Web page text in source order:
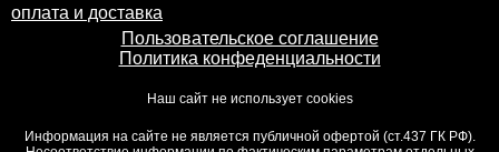
оплата и доставка
Пользовательское соглашение
Политика конфеденциальности
Наш сайт не использует cookies
Информация на сайте не является публичной офертой (ст.437 ГК РФ).